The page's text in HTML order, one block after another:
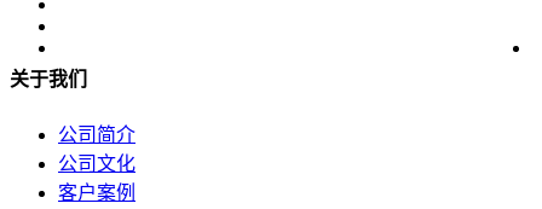
关于我们
公司简介
联系方式
关于我们
公司简介
公司文化
客户案例